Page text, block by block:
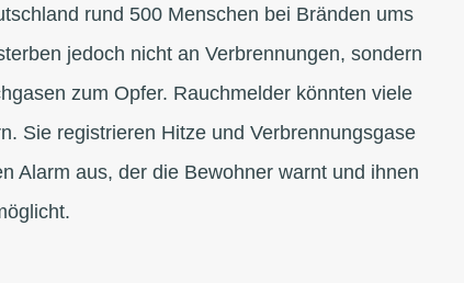
rund 500 Menschen bei Bränden ums
jedoch nicht an Verbrennungen, sondern
zum Opfer. Rauchmelder könnten viele
Sie registrieren Hitze und Verbrennungsgase
Alarm aus, der die Bewohner warnt und ihnen